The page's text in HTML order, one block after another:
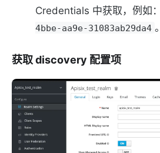
Credentials 中获取，例如：
4bbe-aa9e-31083ab29da4 。
获取 discovery 配置项